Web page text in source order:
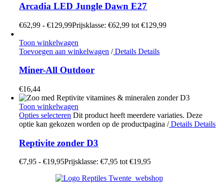
Arcadia LED Jungle Dawn E27
€62,99 - €129,99Prijsklasse: €62,99 tot €129,99
Toon winkelwagen
Toevoegen aan winkelwagen /Details Details
Miner-All Outdoor
€16,44
Toon winkelwagen
Opties selecteren Dit product heeft meerdere variaties. Deze
optie kan gekozen worden op de productpagina/Details Details
Reptivite zonder D3
€7,95 - €19,95Prijsklasse: €7,95 tot €19,95